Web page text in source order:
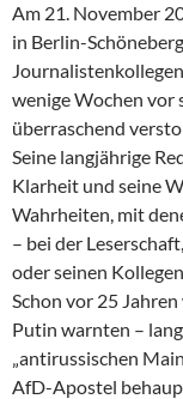
Am 21. November
in Berlin-
wenige Wochen vor
überraschend
Seine langjährige
Klarheit und seine
Wahrheiten, mit
– bei der
oder seinen
Schon vor 25
Putin warnten –
„antirussischen
AfD-Apostel